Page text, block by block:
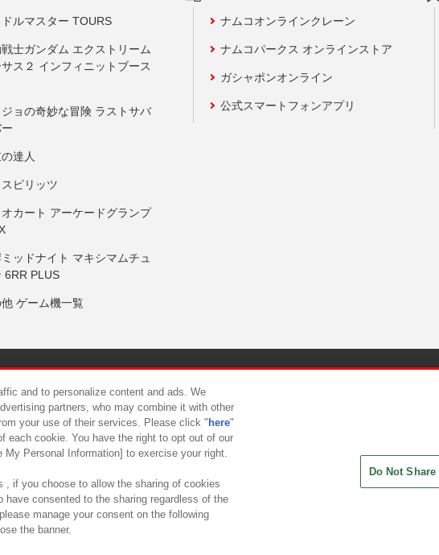
ルマスター TOURS
士ガンダム エクストリーム
ス２ インフィニットブース
ョの奇妙な冒険 ラストサバ
達人
ピリッツ
カート アーケードグランプ
ッドナイト マキシマムチュ
6RR PLUS
ゲーム機一覧
ナムコオンラインクレーン
ナムコパークス オンラインストア
ガシャポンオンライン
公式スマートフォンアプリ
について カスタマーハラスメント対応方針
and to personalize content and ads. We
partners, who may combine it with other
your use of their services. Please click " here"
each cookie. You have the right to opt out of our
Personal Information] to exercise your right.
, if you choose to allow the sharing of cookies
have consented to the sharing regardless of the
manage your consent on the following
the banner.
Do Not